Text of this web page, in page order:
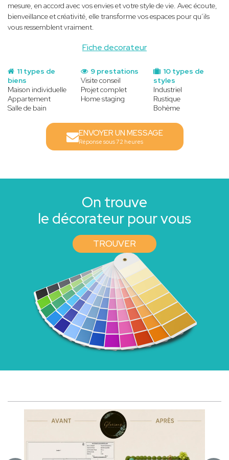
Fiche decorateur
mesure, en accord avec vos envies et votre style de vie. Avec écoute,
bienveillance et créativité, elle transforme vos espaces pour qu’ils
vous ressemblent vraiment.
11 types de
biens
Maison individuelle
Appartement
Salle de bain
10 types de
styles
Industriel
Rustique
Bohème
9 prestations
Visite conseil
Projet complet
Home staging
ENVOYER UN MESSAGE
Réponse sous 72 heures
On trouve
le décorateur pour vous
TROUVER